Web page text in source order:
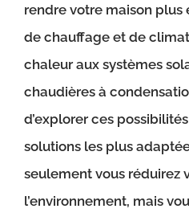
rendre votre maison
de chauffage et de
chaleur aux systèmes
chaudières à
d’explorer ces
solutions les plus
seulement vous réduirez
l’environnement, mais